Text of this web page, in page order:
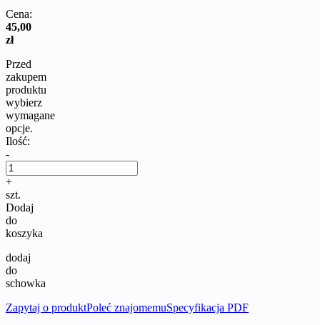
Cena:
45,00
zł
Przed
zakupem
produktu
wybierz
wymagane
opcje.
Ilość:
-
+
szt.
Dodaj
do
koszyka
dodaj
do
schowka
Zapytaj o produktPoleć znajomemuSpecyfikacja PDF